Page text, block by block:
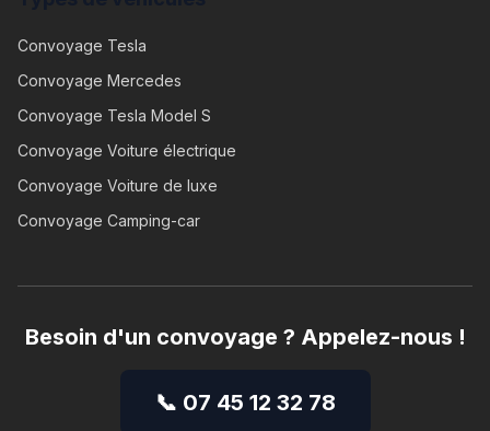
Convoyage Tesla
Convoyage Mercedes
Convoyage Tesla Model S
Convoyage Voiture électrique
Convoyage Voiture de luxe
Convoyage Camping-car
Besoin d'un convoyage ? Appelez-nous !
📞 07 45 12 32 78